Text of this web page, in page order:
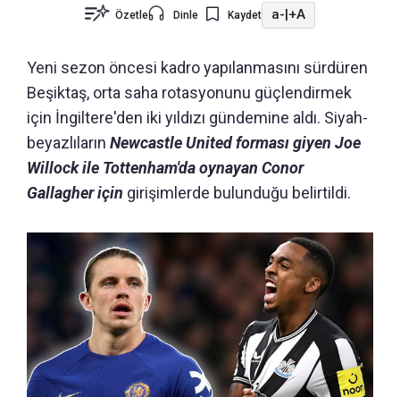
Özetle Dinle Kaydet a- +A
Yeni sezon öncesi kadro yapılanmasını sürdüren
Beşiktaş, orta saha rotasyonunu güçlendirmek
için İngiltere'den iki yıldızı gündemine aldı. Siyah-
beyazlıların Newcastle United forması giyen Joe
Willock ile Tottenham'da oynayan Conor
Gallagher için girişimlerde bulunduğu belirtildi.